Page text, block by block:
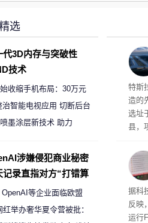
特斯
造的
选址
县，
在
疑
建
超 1
患
据科
反映
运行
选
代3D内存与突破性
技术
收缩手机布局：30万元
门店 将被逐步清退
治智能电视应用 切断后台
违规行为
墨涂层新技术 助力
涉嫌侵犯商业秘密
记录直指对方“打错算
等企业面临欧盟
》全新执法权限审查
举办奢华夏令营被批：